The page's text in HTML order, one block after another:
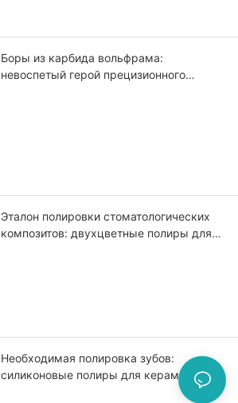
Боры из карбида вольфрама:
невоспетый герой прецизионного
Эталон полировки стоматологических
композитов: двухцветные полиры для
Необходимая полировка зубов:
силиконовые полиры для керамики,
композитов и металлических сплавов